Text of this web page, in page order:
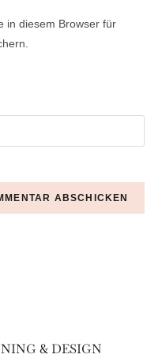
in diesem Browser für
& DESIGN